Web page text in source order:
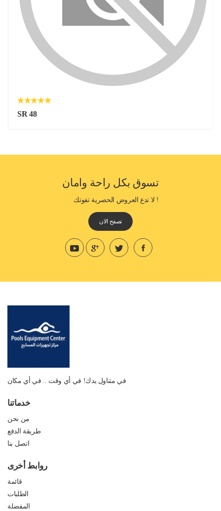
SR 48
تسوق بكل راحة وامان
! لا تدع العروض الحصرية تفوتك
تصفح الان
في متناول يدك! في أي وقت .. في أي مكان
خدماتنا
من نحن
طريقة الدفع
اتصل بنا
روابط أخرى
قائمة
الطلبات
المفضلة